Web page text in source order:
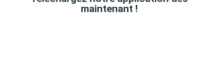
maintenant !